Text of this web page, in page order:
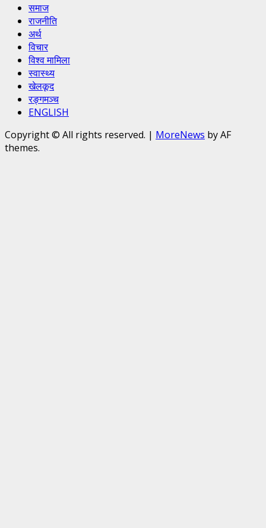
समाज
राजनीति
अर्थ
विचार
विश्व मामिला
स्वास्थ्य
खेलकूद
रङ्गमञ्च
ENGLISH
Copyright © All rights reserved. | MoreNews by AF
themes.